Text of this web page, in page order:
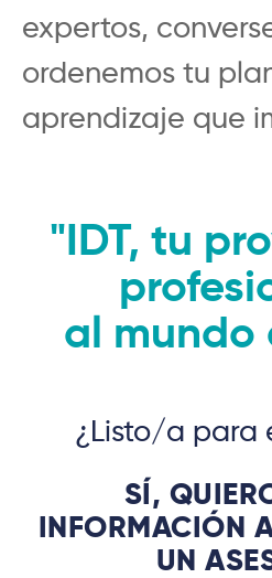
expertos,
ordenemos tu
aprendizaje que
"IDT, tu
al mundo
¿Listo/a para
SÍ,
INFORMACIÓN
UN